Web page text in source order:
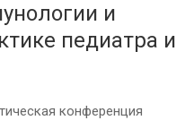
и
педиатра и
конференция